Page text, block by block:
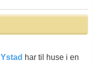
Ystad har til huse i en